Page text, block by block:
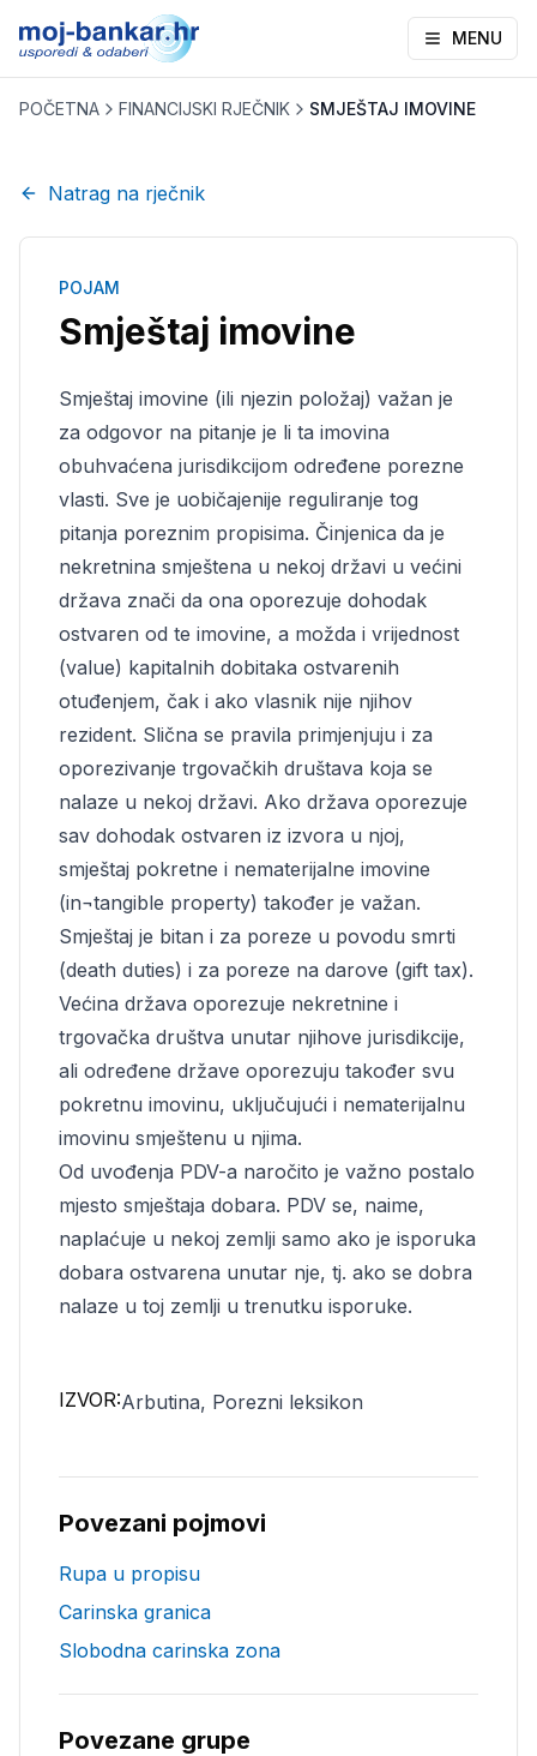
MENU
POČETNA FINANCIJSKI RJEČNIK SMJEŠTAJ IMOVINE
Natrag na rječnik
POJAM
Smještaj imovine
Smještaj imovine (ili njezin položaj) važan je
za odgovor na pitanje je li ta imovina
obuhvaćena jurisdikcijom određene porezne
vlasti. Sve je uobičajenije reguliranje tog
pitanja poreznim propisima. Činjenica da je
nekretnina smještena u nekoj državi u većini
država znači da ona oporezuje dohodak
ostvaren od te imovine, a možda i vrijednost
(value) kapitalnih dobitaka ostvarenih
otuđenjem, čak i ako vlasnik nije njihov
rezident. Slična se pravila primjenjuju i za
oporezivanje trgovačkih društava koja se
nalaze u nekoj državi. Ako država oporezuje
sav dohodak ostvaren iz izvora u njoj,
smještaj pokretne i nematerijalne imovine
(in¬tangible property) također je važan.
Smještaj je bitan i za poreze u povodu smrti
(death duties) i za poreze na darove (gift tax).
Većina država oporezuje nekretnine i
trgovačka društva unutar njihove jurisdikcije,
ali određene države oporezuju također svu
pokretnu imovinu, uključujući i nematerijalnu
imovinu smještenu u njima.
Od uvođenja PDV-a naročito je važno postalo
mjesto smještaja dobara. PDV se, naime,
naplaćuje u nekoj zemlji samo ako je isporuka
dobara ostvarena unutar nje, tj. ako se dobra
nalaze u toj zemlji u trenutku isporuke.
IZVOR:Arbutina, Porezni leksikon
Povezani pojmovi
Rupa u propisu
Carinska granica
Slobodna carinska zona
Povezane grupe